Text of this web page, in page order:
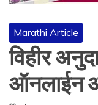
Marathi Article
विहीर
ऑनलाईन